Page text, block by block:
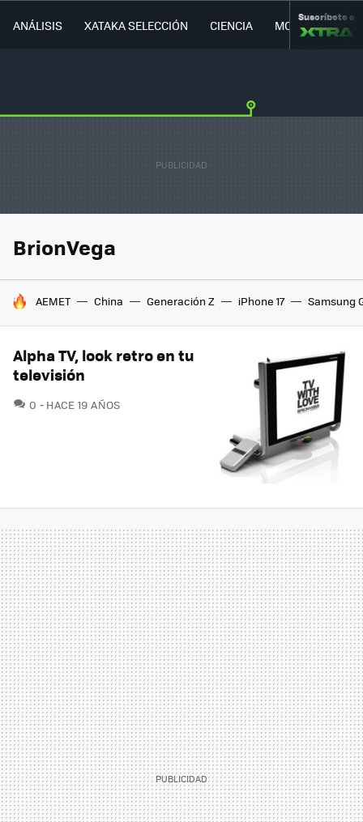
ANÁLISIS XATAKA SELECCIÓN CIENCIA MOVILIDAD
Suscríbete a
BrionVega
HOY SE HABLA DE
AEMET China Generación Z iPhone 17 Samsung
Alpha TV, look retro en tu
televisión
0 COMENTARIOS
HACE 19 AÑOS